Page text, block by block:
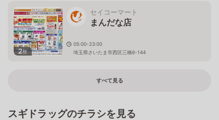
2枚
セイコーマート
まんだな店
05:00-23:00
埼玉県さいたま市西区三橋6-144
すべて見る
スギドラッグのチラシを見る